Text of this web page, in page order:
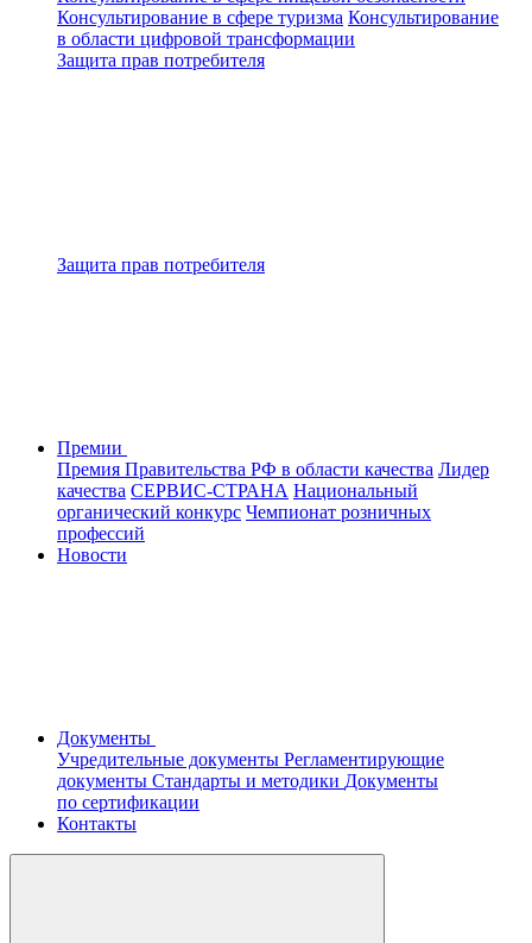
Консультирование в сфере туризма Консультирование
в области цифровой трансформации
Защита прав потребителя
Защита прав потребителя
Премии
Премия Правительства РФ в области качества Лидер
качества СЕРВИС-СТРАНА Национальный
органический конкурс Чемпионат розничных
профессий
Новости
Документы
Учредительные документы Регламентирующие
документы Стандарты и методики Документы
по сертификации
Контакты